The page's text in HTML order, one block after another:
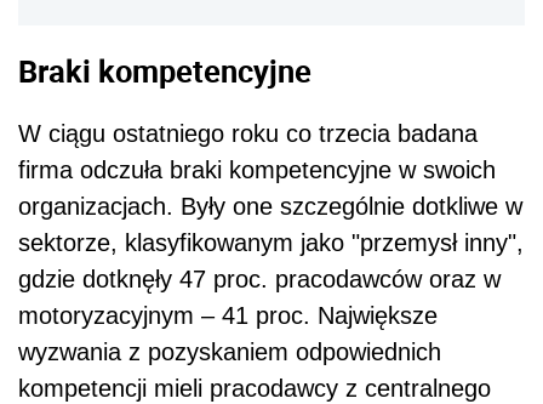
Braki kompetencyjne
W ciągu ostatniego roku co trzecia badana
firma odczuła braki kompetencyjne w swoich
organizacjach. Były one szczególnie dotkliwe w
sektorze, klasyfikowanym jako "przemysł inny",
gdzie dotknęły 47 proc. pracodawców oraz w
motoryzacyjnym – 41 proc. Największe
wyzwania z pozyskaniem odpowiednich
kompetencji mieli pracodawcy z centralnego